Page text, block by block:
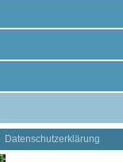
Datenschutzerklärung